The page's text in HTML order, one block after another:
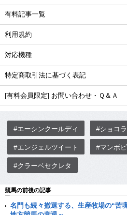
有料記事一覧
利用規約
対応機種
特定商取引法に基づく表記
[有料会員限定] お問い合わせ・Ｑ＆Ａ
#エーシンクールディ #ショコ
#エンジェルツイート #マンボ
#クラーベセクレタ
競馬の前後の記事
名門も続々撤退する、生産牧場の“苦